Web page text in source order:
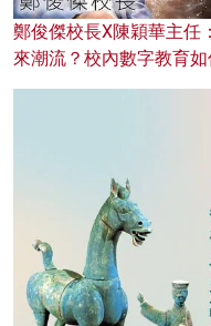
鄭俊傑校長X陳穎華主任
來潮流？校內數字教育如